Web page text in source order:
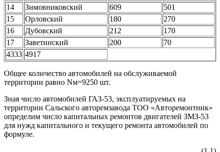
14
Зимовниковский 609
501
15
Орловский 180
270
16
Дубовский 212
170
17
Заветинский 200
70
4333 4917
Общее количество автомобилей на обслуживаемой
территории равно Nм=9250 шт.
Зная число автомобилей ГАЗ-53, эксплуатируемых на
территории Сальского авторемзавода ТОО «Авторемонтник»
определим число капитальных ремонтов двигателей ЗМЗ-53
для нужд капитального и текущего ремонта автомобилей по
формуле.